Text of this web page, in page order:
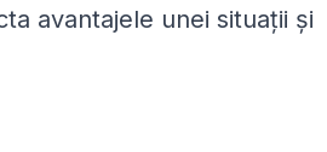
avantajele unei situații și